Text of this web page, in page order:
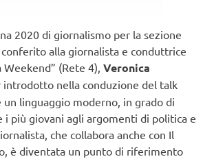
2020 di giornalismo per la sezione
alla giornalista e conduttrice
(Rete 4), Veronica
introdotto nella conduzione del talk
un linguaggio moderno, in grado di
i più giovani agli argomenti di politica e
che collabora anche con Il
è diventata un punto di riferimento